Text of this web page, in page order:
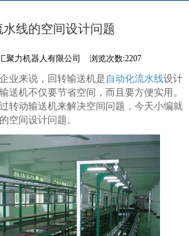
水线的空间设计问题
聚力机器人有限公司 浏览次数:2207
来说，回转输送机是 自动化流水线设计
送机不仅要节省空间，而且要方便实用。
转动输送机来解决空间问题，今天小编就
空间设计问题。